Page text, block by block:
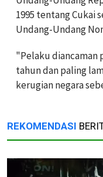
1995 tentang Cukai
Undang-Undang
"Pelaku diancaman
tahun dan paling
kerugian negara
REKOMENDASI